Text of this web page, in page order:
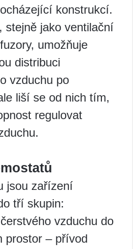
konstrukcí.
stejně jako ventilační
umožňuje
distribuci
vzduchu po
liší se od nich tím,
regulovat
jsou zařízení
tří skupin:
vzduchu do
prostor – přívod